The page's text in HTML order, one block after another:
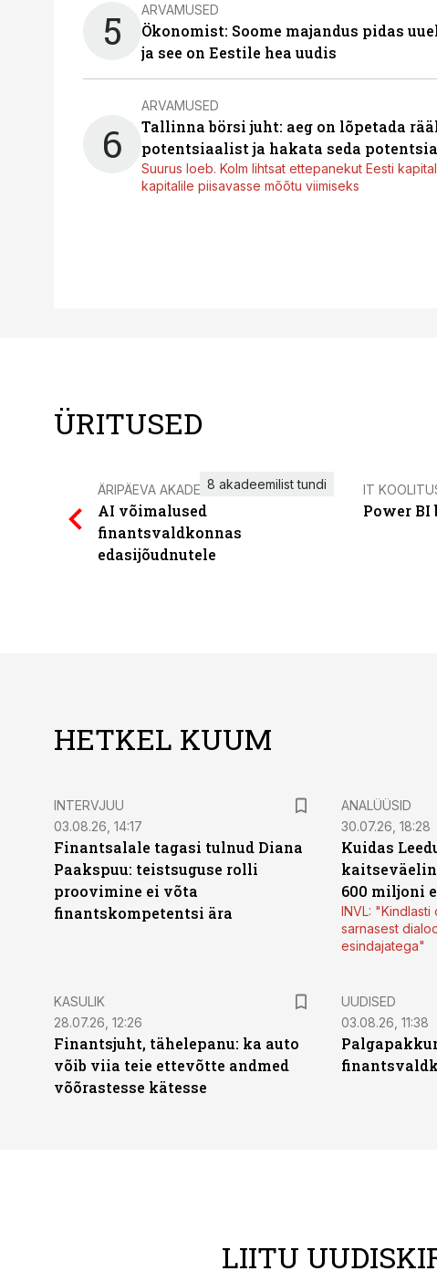
5 ARVAMUSED
Ökonomist: Soome majandus pidas
ja see on Eestile hea uudis
6
ARVAMUSED
Tallinna börsi juht: aeg on lõpetada
potentsiaalist ja hakata seda
Suurus loeb. Kolm lihtsat ettepanekut Eesti
kapitalile piisavasse mõõtu viimiseks
ÜRITUSED
ÄRIPÄEVA AKADEEMIA
AI võimalused
finantsvaldkonnas
edasijõudnutele
8 akadeemilist tundi IT
Power
HETKEL KUUM
INTERVJUU
03.08.26, 14:17
Finantsalale tagasi tulnud Diana
Paakspuu: teistsuguse rolli
proovimine ei võta
finantskompetentsi ära
ANALÜÜSID
30.07.26, 18:28
Kuidas
600 miljoni
INVL: "Kindlasti
sarnasest
esindajatega"
KASULIK
28.07.26, 12:26
Finantsjuht, tähelepanu: ka auto
võib viia teie ettevõtte andmed
võõrastesse kätesse
UUDISED
03.08.26, 11:38
LIITU